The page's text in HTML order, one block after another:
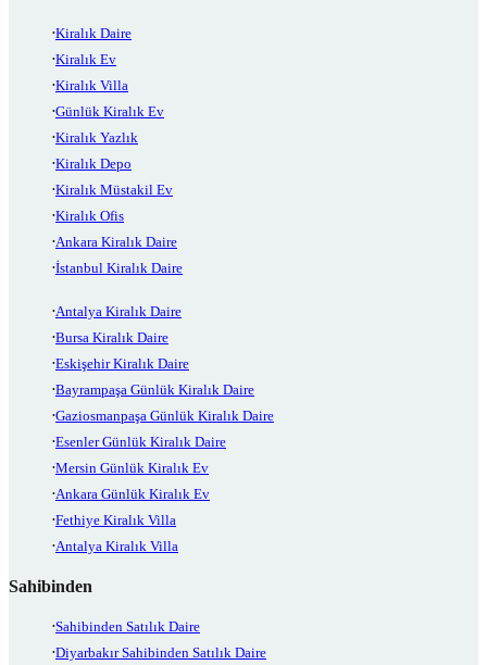
Kiralık Daire
Kiralık Ev
Kiralık Villa
Günlük Kiralık Ev
Kiralık Yazlık
Kiralık Depo
Kiralık Müstakil Ev
Kiralık Ofis
Ankara Kiralık Daire
İstanbul Kiralık Daire
Antalya Kiralık Daire
Bursa Kiralık Daire
Eskişehir Kiralık Daire
Bayrampaşa Günlük Kiralık Daire
Gaziosmanpaşa Günlük Kiralık Daire
Esenler Günlük Kiralık Daire
Mersin Günlük Kiralık Ev
Ankara Günlük Kiralık Ev
Fethiye Kiralık Villa
Antalya Kiralık Villa
Sahibinden
Sahibinden Satılık Daire
Diyarbakır Sahibinden Satılık Daire